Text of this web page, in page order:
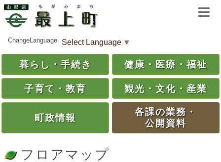
ChangeLanguage Select Language ▼
暮らし・ 手続き 健康・ 医療・福祉
子育て・ 教育 観光・ 文化・ 産業
町政情報
各課の業務・
公開資料
フロアマップ